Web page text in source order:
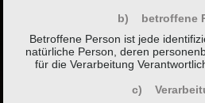
b) betroffene
Betroffene Person ist jede
natürliche Person, deren
für die Verarbeitung
c)